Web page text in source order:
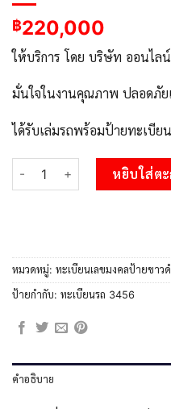
฿220,000
ให้บริการ โดย บริษัท ออนไล
มั่นใจในงานคุณภาพ ปลอดภัยเ
ได้รับเล่มรถพร้อมป้ายทะเบี
จำนวน 51.okdee ป้ายทะเบี
หยิบใส่ตะ
หมวดหมู่: ทะเบียนเลขมงคลป้ายขาว
ป้ายกำกับ: ทะเบียนรถ 3456
คำอธิบาย